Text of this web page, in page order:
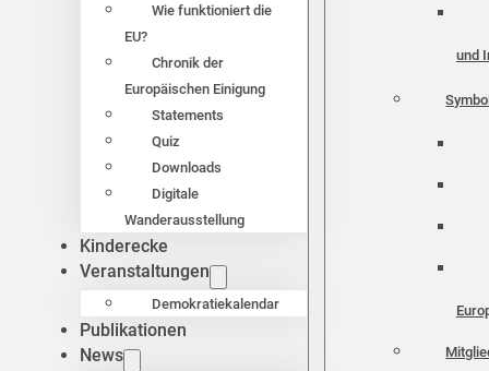
Wie funktioniert die
EU?
Chronik der
Europäischen Einigung
Statements
Quiz
Downloads
Digitale
Wanderausstellung
Kinderecke
Veranstaltungen
Demokratiekalendar
Publikationen
News
und